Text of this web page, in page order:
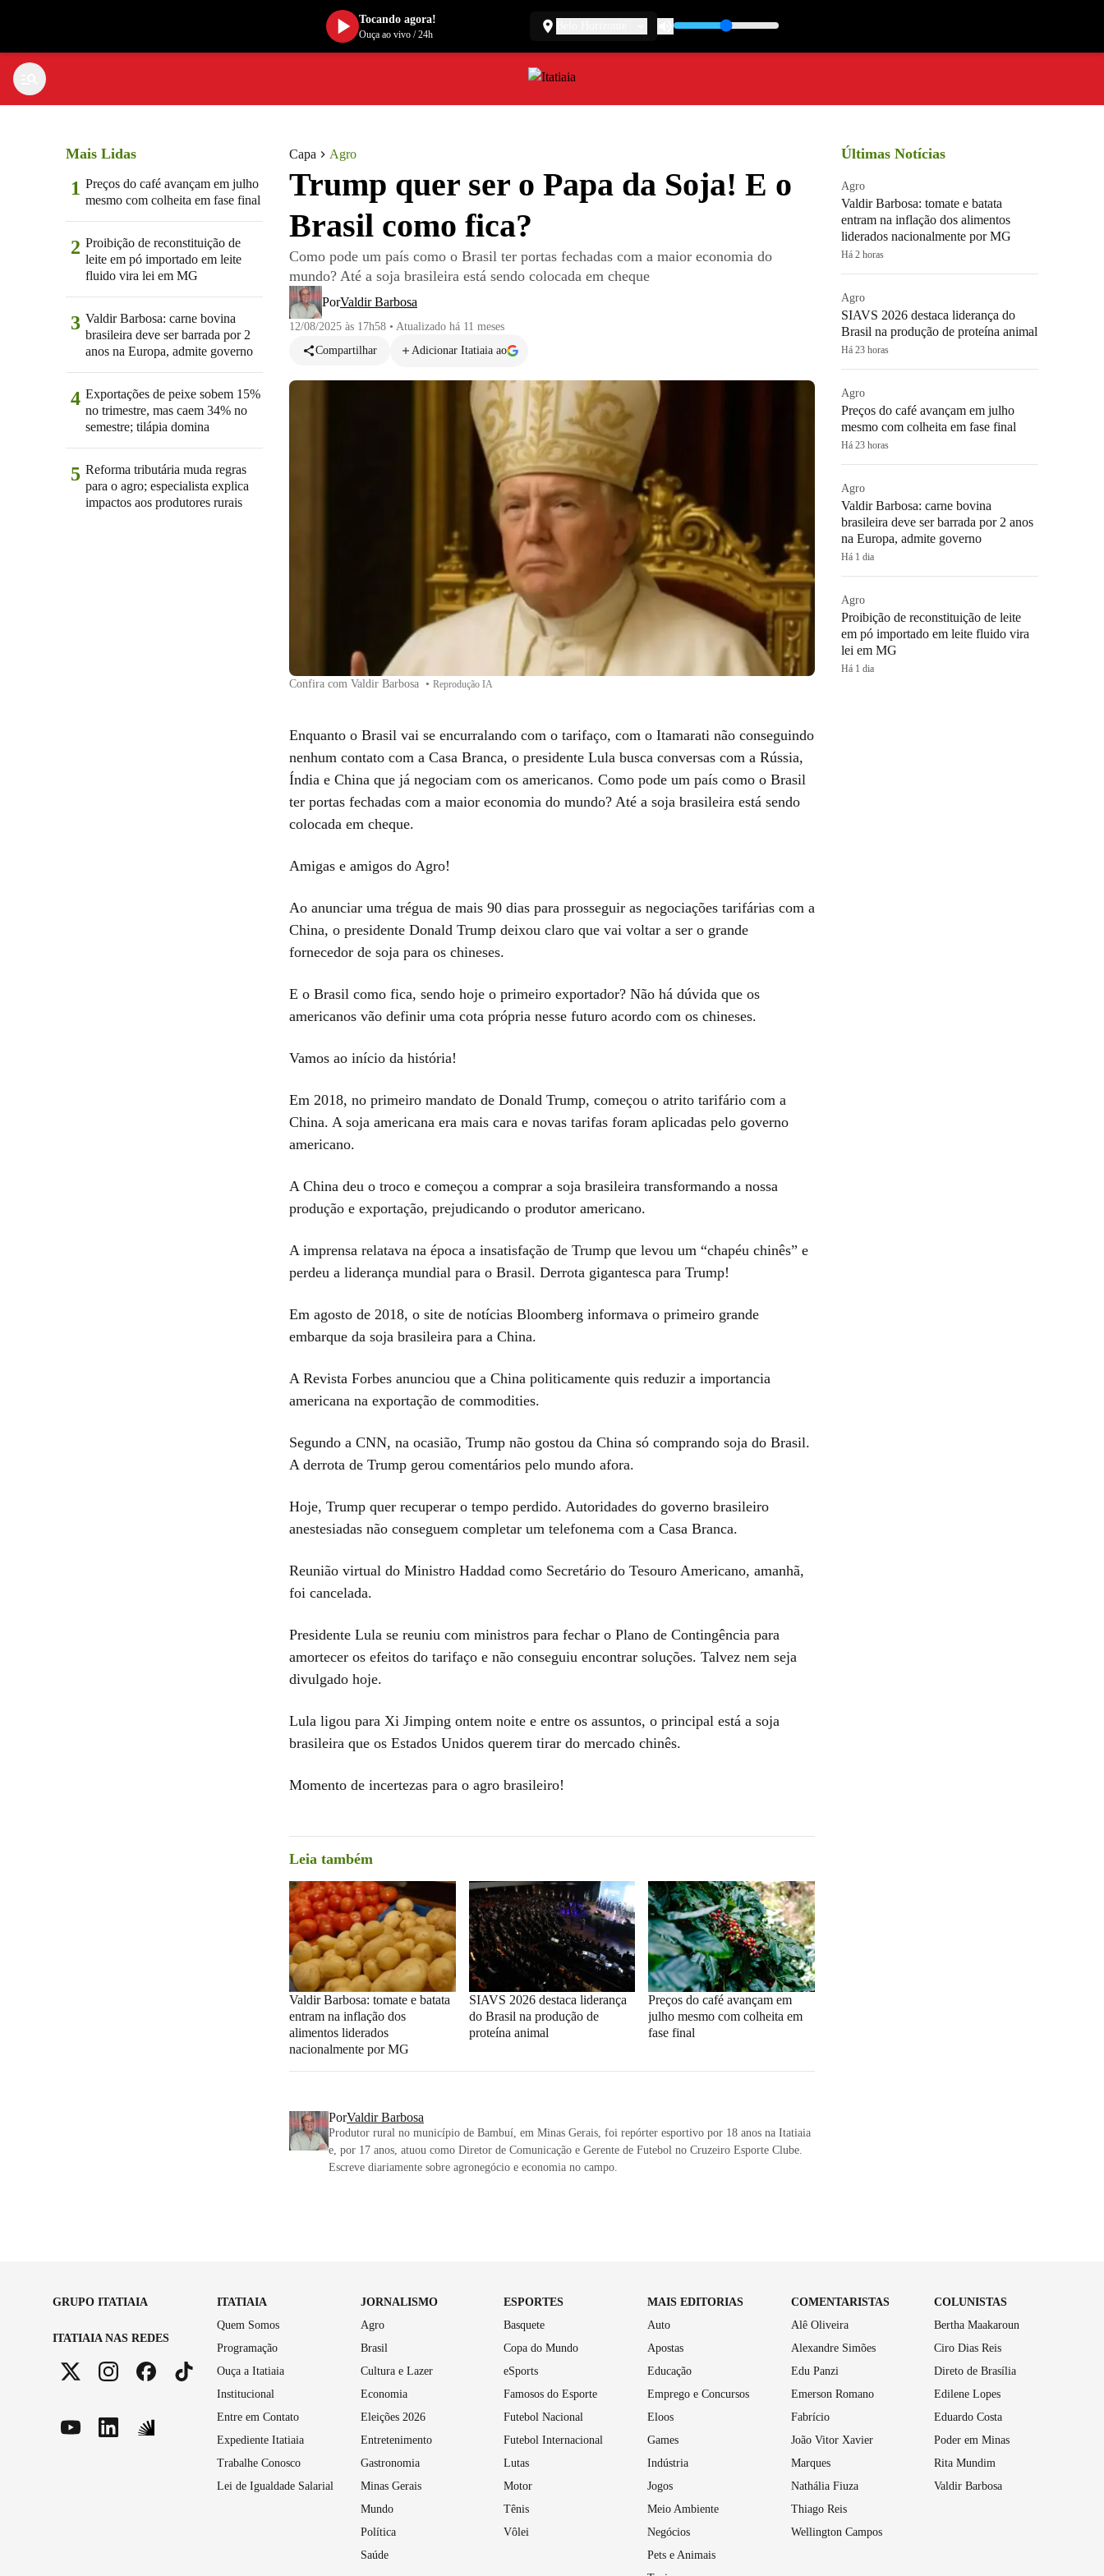
Capa Agro
Trump quer ser o Papa da Soja! E o
Brasil como fica?
Como pode um país como o Brasil ter portas fechadas com a maior economia do
mundo? Até a soja brasileira está sendo colocada em cheque
PorValdir Barbosa
12/08/2025 às 17h58 • Atualizado há 11 meses
Compartilhar
Adicionar Itatiaia ao
Confira com Valdir Barbosa • Reprodução IA
Enquanto o Brasil vai se encurralando com o tarifaço, com o Itamarati não conseguindo
nenhum contato com a Casa Branca, o presidente Lula busca conversas com a Rússia,
Índia e China que já negociam com os americanos. Como pode um país como o Brasil
ter portas fechadas com a maior economia do mundo? Até a soja brasileira está sendo
colocada em cheque.
Amigas e amigos do Agro!
Ao anunciar uma trégua de mais 90 dias para prosseguir as negociações tarifárias com a
China, o presidente Donald Trump deixou claro que vai voltar a ser o grande
fornecedor de soja para os chineses.
E o Brasil como fica, sendo hoje o primeiro exportador? Não há dúvida que os
americanos vão definir uma cota própria nesse futuro acordo com os chineses.
Vamos ao início da história!
Em 2018, no primeiro mandato de Donald Trump, começou o atrito tarifário com a
China. A soja americana era mais cara e novas tarifas foram aplicadas pelo governo
americano.
A China deu o troco e começou a comprar a soja brasileira transformando a nossa
produção e exportação, prejudicando o produtor americano.
A imprensa relatava na época a insatisfação de Trump que levou um “chapéu chinês” e
perdeu a liderança mundial para o Brasil. Derrota gigantesca para Trump!
Em agosto de 2018, o site de notícias Bloomberg informava o primeiro grande
embarque da soja brasileira para a China.
A Revista Forbes anunciou que a China politicamente quis reduzir a importancia
americana na exportação de commodities.
Segundo a CNN, na ocasião, Trump não gostou da China só comprando soja do Brasil.
A derrota de Trump gerou comentários pelo mundo afora.
Hoje, Trump quer recuperar o tempo perdido. Autoridades do governo brasileiro
anestesiadas não conseguem completar um telefonema com a Casa Branca.
Reunião virtual do Ministro Haddad como Secretário do Tesouro Americano, amanhã,
foi cancelada.
Presidente Lula se reuniu com ministros para fechar o Plano de Contingência para
amortecer os efeitos do tarifaço e não conseguiu encontrar soluções. Talvez nem seja
divulgado hoje.
Lula ligou para Xi Jimping ontem noite e entre os assuntos, o principal está a soja
brasileira que os Estados Unidos querem tirar do mercado chinês.
Momento de incertezas para o agro brasileiro!
Leia também
Valdir Barbosa: tomate e batata
entram na inflação dos
alimentos liderados
nacionalmente por MG
SIAVS 2026 destaca liderança
do Brasil na produção de
proteína animal
Preços do café avançam em
julho mesmo com colheita em
fase final
PorValdir Barbosa
Produtor rural no município de Bambuí, em Minas Gerais, foi repórter esportivo por 18 anos na Itatiaia
e, por 17 anos, atuou como Diretor de Comunicação e Gerente de Futebol no Cruzeiro Esporte Clube.
Escreve diariamente sobre agronegócio e economia no campo.
Mais Lidas
1 Preços do café avançam em julho
mesmo com colheita em fase final
2 Proibição de reconstituição de
leite em pó importado em leite
fluido vira lei em MG
3 Valdir Barbosa: carne bovina
brasileira deve ser barrada por 2
anos na Europa, admite governo
4 Exportações de peixe sobem 15%
no trimestre, mas caem 34% no
semestre; tilápia domina
5 Reforma tributária muda regras
para o agro; especialista explica
impactos aos produtores rurais
Últimas Notícias
Agro
Valdir Barbosa: tomate e batata
entram na inflação dos alimentos
liderados nacionalmente por MG
Há 2 horas
Agro
SIAVS 2026 destaca liderança do
Brasil na produção de proteína animal
Há 23 horas
Agro
Preços do café avançam em julho
mesmo com colheita em fase final
Há 23 horas
Agro
Valdir Barbosa: carne bovina
brasileira deve ser barrada por 2 anos
na Europa, admite governo
Há 1 dia
Agro
Proibição de reconstituição de leite
em pó importado em leite fluido vira
lei em MG
Há 1 dia
GRUPO ITATIAIA
ITATIAIA NAS REDES
ITATIAIA
Quem Somos
Programação
Ouça a Itatiaia
Institucional
Entre em Contato
Expediente Itatiaia
Trabalhe Conosco
Lei de Igualdade Salarial
JORNALISMO
Agro
Brasil
Cultura e Lazer
Economia
Eleições 2026
Entretenimento
Gastronomia
Minas Gerais
Mundo
Política
Saúde
ESPORTES
Basquete
Copa do Mundo
eSports
Famosos do Esporte
Futebol Nacional
Futebol Internacional
Lutas
Motor
Tênis
Vôlei
MAIS EDITORIAS
Auto
Apostas
Educação
Emprego e Concursos
Eloos
Games
Indústria
Jogos
Meio Ambiente
Negócios
Pets e Animais
COMENTARISTAS
Alê Oliveira
Alexandre Simões
Edu Panzi
Emerson Romano
Fabrício
João Vitor Xavier
Marques
Nathália Fiuza
Thiago Reis
Wellington Campos
COLUNISTAS
Bertha Maakaroun
Ciro Dias Reis
Direto de Brasília
Edilene Lopes
Eduardo Costa
Poder em Minas
Rita Mundim
Valdir Barbosa
Tocando agora!
Ouça ao vivo/24h